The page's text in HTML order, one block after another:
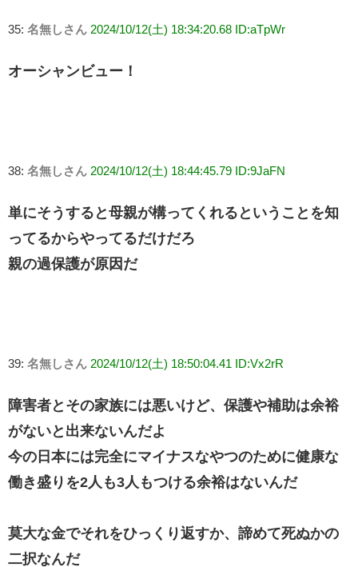
35: 名無しさん 2024/10/12(土) 18:34:20.68 ID:aTpWr
オーシャンビュー！
38: 名無しさん 2024/10/12(土) 18:44:45.79 ID:9JaFN
単にそうすると母親が構ってくれるということを知
ってるからやってるだけだろ
親の過保護が原因だ
39: 名無しさん 2024/10/12(土) 18:50:04.41 ID:Vx2rR
障害者とその家族には悪いけど、保護や補助は余裕
がないと出来ないんだよ
今の日本には完全にマイナスなやつのために健康な
働き盛りを2人も3人もつける余裕はないんだ
莫大な金でそれをひっくり返すか、諦めて死ぬかの
二択なんだ